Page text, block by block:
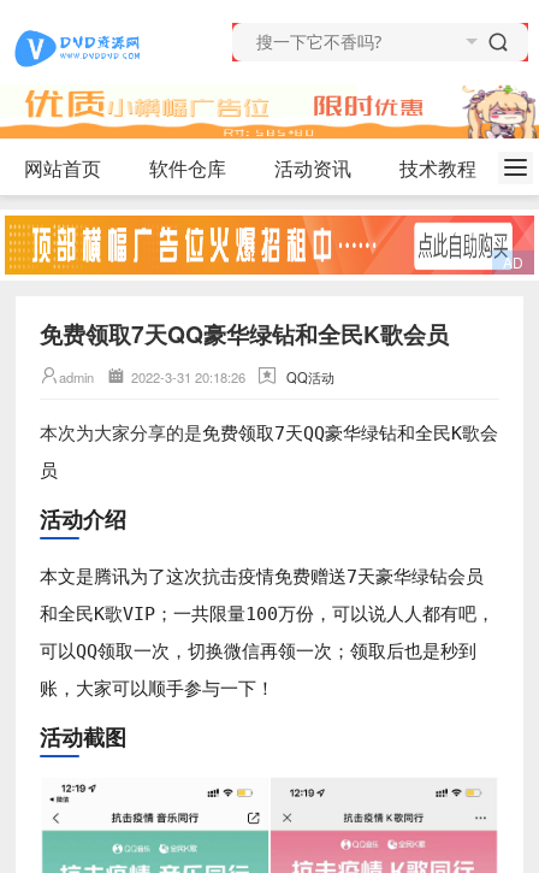
网站首页 软件仓库 活动资讯 技术教程
免费领取7天QQ豪华绿钻和全民K歌会员
admin 2022-3-31 20:18:26 QQ活动
本次为大家分享的是免费领取7天QQ豪华绿钻和全民K歌会
员
活动介绍
本文是腾讯为了这次抗击疫情免费赠送7天豪华绿钻会员
和全民K歌VIP；一共限量100万份，可以说人人都有吧，
可以QQ领取一次，切换微信再领一次；领取后也是秒到
账，大家可以顺手参与一下！
活动截图